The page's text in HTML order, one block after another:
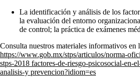
La identificación y análisis de los
la evaluación del entorno
de control; la práctica de exámenes
Consulta nuestros materiales informativos en
https://www.gob.mx/stps/articulos/norma-
stps-2018 factores-de-riesgo-psicosocial-en-
analisis-y prevencion?idiom=es